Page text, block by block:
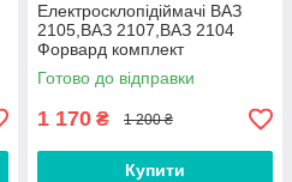
Електросклопідіймачі ВАЗ
2105,ВАЗ 2107,ВАЗ 2104
Форвард комплект
Готово до відправки
1 170 ₴ 1 200 ₴
Купити